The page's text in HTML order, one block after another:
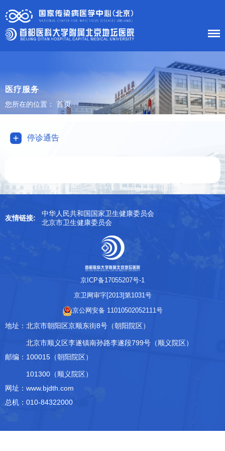
患者服务
科室导航
新闻中心
中文版
EN
医疗服务
您所在的位置： 首页
停诊通告
友情链接:
中华人民共和国国家卫生健康委员会
北京市卫生健康委员会
京ICP备17055207号-1
京卫网审字[2013]第1031号
京公网安备 11010502052111号
地址： 北京市朝阳区京顺东街8号（朝阳院区）
北京市顺义区李遂镇南孙路李遂段799号（顺义院区）
邮编： 100015（朝阳院区）
101300（顺义院区）
网址：www.bjdth.com
总机：010-84322000